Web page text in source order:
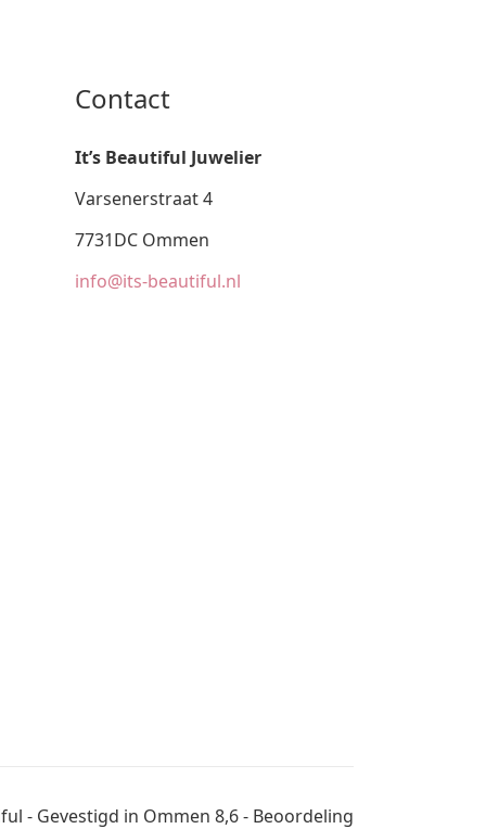
Contact
It’s Beautiful Juwelier
Varsenerstraat 4
7731DC Ommen
info@its-beautiful.nl
- Gevestigd in Ommen 8,6 - Beoordeling